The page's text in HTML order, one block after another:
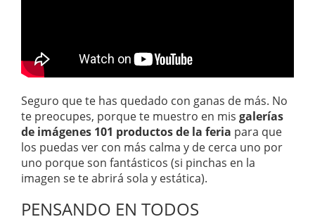
Seguro que te has quedado con ganas de más. No
te preocupes, porque te muestro en mis galerías
de imágenes 101 productos de la feria para que
los puedas ver con más calma y de cerca uno por
uno porque son fantásticos (si pinchas en la
imagen se te abrirá sola y estática).
PENSANDO EN TODOS